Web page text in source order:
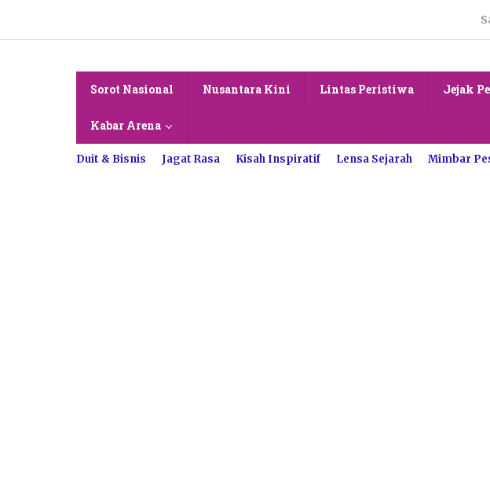
konten
Sorot Nasional Nusantara Kini Lintas Peristiwa Jejak
Kabar Arena
Duit & Bisnis Jagat Rasa Kisah Inspiratif Lensa Sejarah Mimbar